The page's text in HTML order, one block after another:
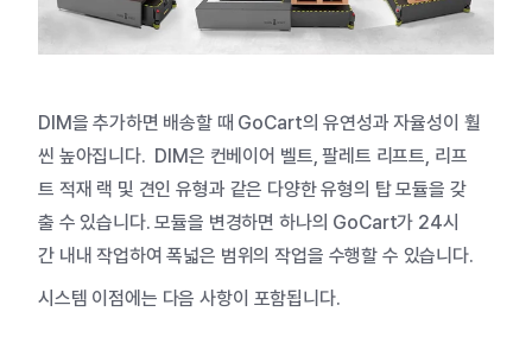
DIM을 추가하면 배송할 때 GoCart의 유연성과 자율성이 훨
씬 높아집니다. DIM은 컨베이어 벨트,팔레트 리프트, 리프
트 적재 랙 및 견인 유형과 같은 다양한 유형의 탑 모듈을 갖
출 수 있습니다.모듈을 변경하면 하나의 GoCart가 24시
간 내내 작업하여 폭넓은 범위의 작업을 수행할 수 있습니다.
시스템 이점에는 다음 사항이 포함됩니다.